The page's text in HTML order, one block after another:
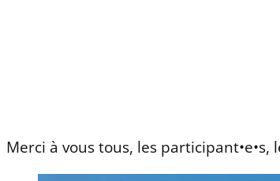
Merci à vous tous, les